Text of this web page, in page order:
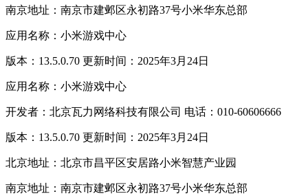
南京地址：南京市建邺区永初路37号小米华东总部
应用名称：小米游戏中心
版本：13.5.0.70 更新时间：2025年3月24日
应用名称：小米游戏中心
开发者：北京瓦力网络科技有限公司 电话：010-60606666
版本：13.5.0.70 更新时间：2025年3月24日
北京地址：北京市昌平区安居路小米智慧产业园
南京地址：南京市建邺区永初路37号小米华东总部